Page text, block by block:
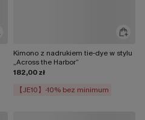
Kimono z nadrukiem tie-dye w stylu
„Across the Harbor”
182,00 zł
【JE10】-10% bez minimum